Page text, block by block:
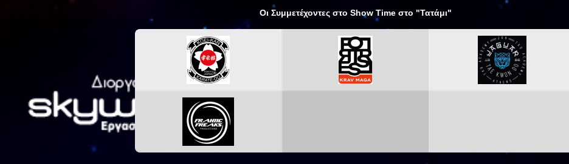
Οι Συμμετέχοντες στο Show Time στο "Τατάμι"